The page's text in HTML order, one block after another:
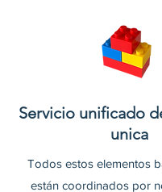
Servicio unificado
unica
Todos estos elementos
están coordinados por